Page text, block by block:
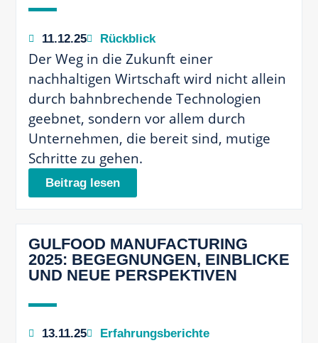
11.12.25 Rückblick
Der Weg in die Zukunft einer
nachhaltigen Wirtschaft wird nicht allein
durch bahnbrechende Technologien
geebnet, sondern vor allem durch
Unternehmen, die bereit sind, mutige
Schritte zu gehen.
Beitrag lesen
GULFOOD MANUFACTURING
2025: BEGEGNUNGEN, EINBLICKE
UND NEUE PERSPEKTIVEN
13.11.25 Erfahrungsberichte